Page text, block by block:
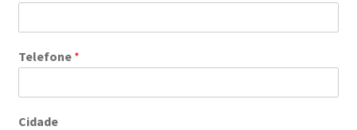
Telefone *
Cidade